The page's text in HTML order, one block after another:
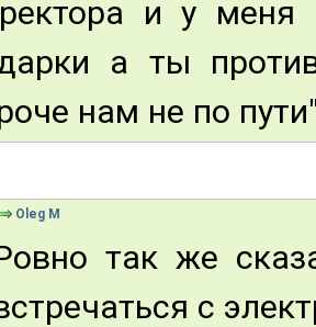
и у меня
а ты
нам не по
Oleg M
так же
с